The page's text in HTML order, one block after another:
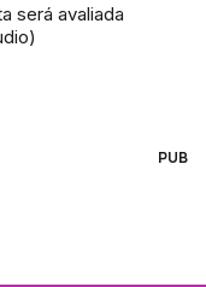
será avaliada
PUB